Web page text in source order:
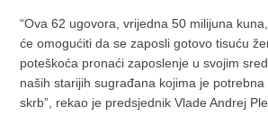
“Ova 62 ugovora, vrijedna 50 milijuna
će omogućiti da se zaposli gotovo tisuću
poteškoća pronaći zaposlenje u svojim
naših starijih sugrađana kojima je
skrb”, rekao je predsjednik Vlade Andrej